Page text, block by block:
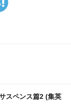
スペンス篇2 (集英